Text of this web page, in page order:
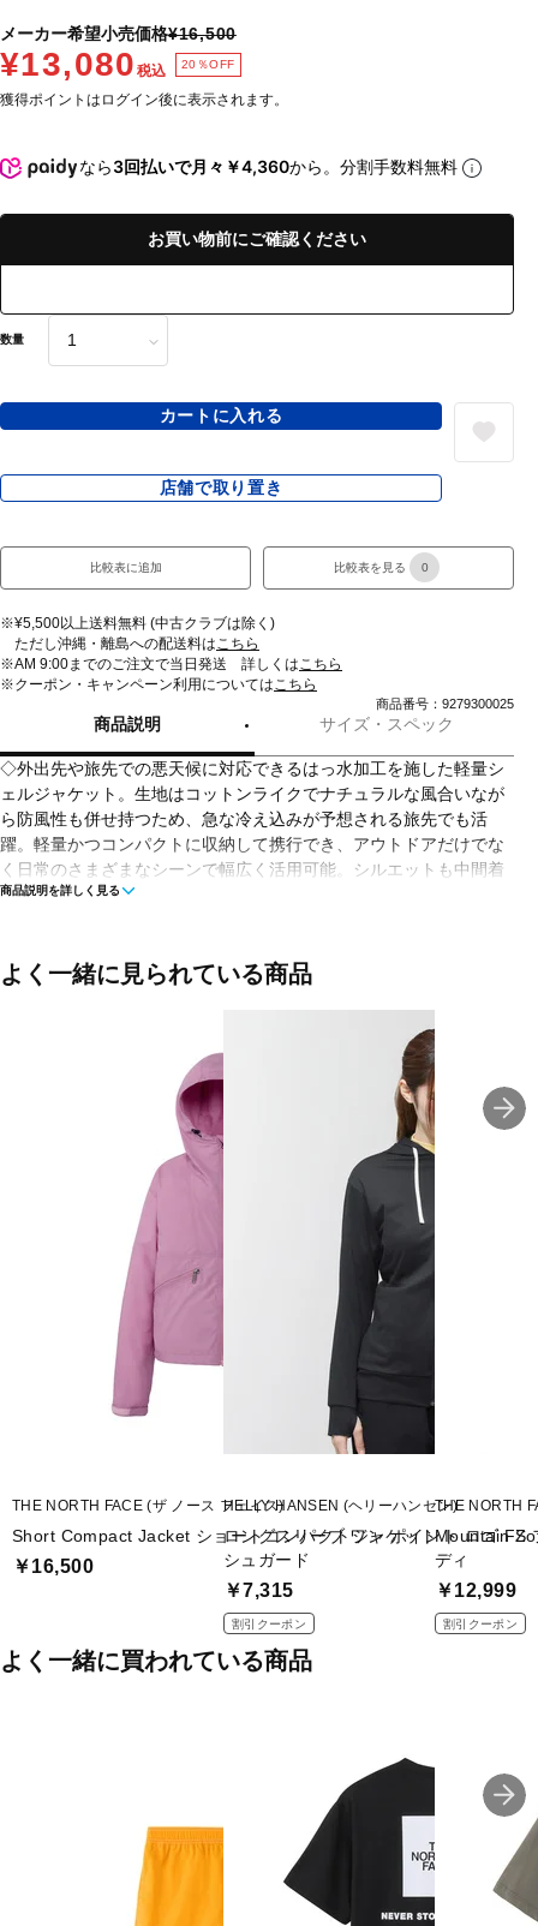
メーカー希望小売価格¥16,500
¥13,080 税込 20％OFF
獲得ポイントはログイン後に表示されます。
なら3回払いで月々￥4,360から。分割手数料無料
お買い物前にご確認ください
数量
カートに入れる
店舗で取り置き
比較表に追加 比較表を見る 0
※¥5,500以上送料無料 (中古クラブは除く)
ただし沖縄・離島への配送料は こちら
※AM 9:00までのご注文で当日発送 詳しくは こちら
※クーポン・キャンペーン利用については こちら
商品番号：9279300025
商品説明 サイズ・スペック
◇外出先や旅先での悪天候に対応できるはっ水加工を施した軽量シ
ェルジャケット。生地はコットンライクでナチュラルな風合いなが
ら防風性も併せ持つため、急な冷え込みが予想される旅先でも活
躍。軽量かつコンパクトに収納して携行でき、アウトドアだけでな
く日常のさまざまなシーンで幅広く活用可能。シルエットも中間着
と合わせやすい、ややゆとりを持った仕上がりです。スタッフサッ
■カラー(メーカー表記)：
■素材：NORTHTECH Cloth ECO(ナイロン100％)
■2025 Fall＆Winter モデル
※ブラウザやお使いのモニター環境により、掲載画像と実際の商品
の色味が若干異なる場合がございます。
■メーカー型番：NPW72530
商品説明を詳しく見る
よく一緒に見られている商品
THE NORTH FACE (ザ ノース フェイス)
Short Compact Jacket ショートコンパクトジャケット
￥16,500
HELLY HANSEN (ヘリーハンセン)
ロングスリーブ ワン ポイント ロゴ FZ
シュガード
￥7,315
割引クーポン
THE NORTH
Mountain
ディ
￥12,999
割引クーポン
よく一緒に買われている商品